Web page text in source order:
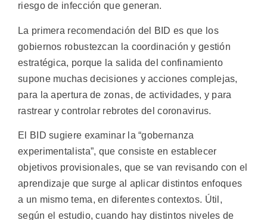
riesgo de infección que generan.
La primera recomendación del BID es que los
gobiernos robustezcan la coordinación y gestión
estratégica, porque la salida del confinamiento
supone muchas decisiones y acciones complejas,
para la apertura de zonas, de actividades, y para
rastrear y controlar rebrotes del coronavirus.
El BID sugiere examinar la “gobernanza
experimentalista”, que consiste en establecer
objetivos provisionales, que se van revisando con el
aprendizaje que surge al aplicar distintos enfoques
a un mismo tema, en diferentes contextos. Útil,
según el estudio, cuando hay distintos niveles de